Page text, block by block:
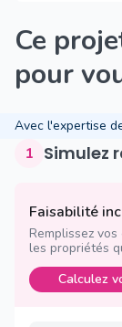
Ce projet est-il réalisable
pour
Avec l'expertise
1
Faisabilité
Remplissez
les propriétés
Calculez